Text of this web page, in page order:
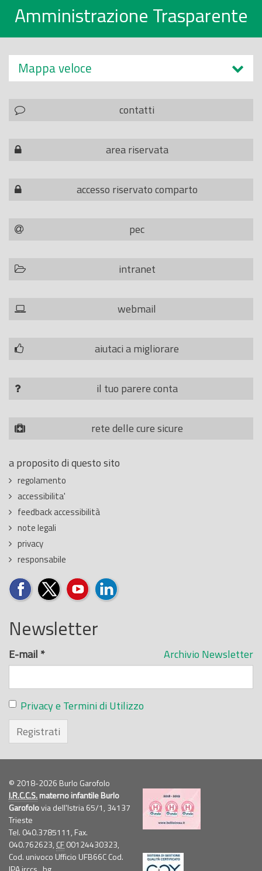
Amministrazione Trasparente
Mappa veloce
contatti
area riservata
accesso riservato comparto
pec
intranet
webmail
aiutaci a migliorare
il tuo parere conta
rete delle cure sicure
a proposito di questo sito
regolamento
accessibilita'
feedback accessibilità
note legali
privacy
responsabile
Newsletter
Archivio Newsletter
E-mail *
Privacy e Termini di Utilizzo
Registrati
© 2018-2026 Burlo Garofolo
I.R.C.C.S.materno infantile Burlo
Garofolovia dell'Istria 65/1, 34137
Trieste
Tel. 040.3785111, Fax.
040.762623, CF00124430323,
Cod. univoco Ufficio UFB66C Cod.